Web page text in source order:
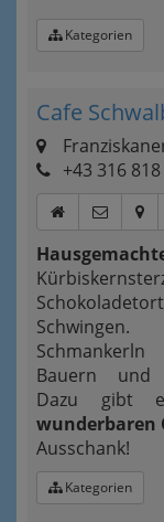
Kategorien
Cafe
+43 316
Bauern
Dazu gibt
wunderbaren
Ausschank!
Kategorien